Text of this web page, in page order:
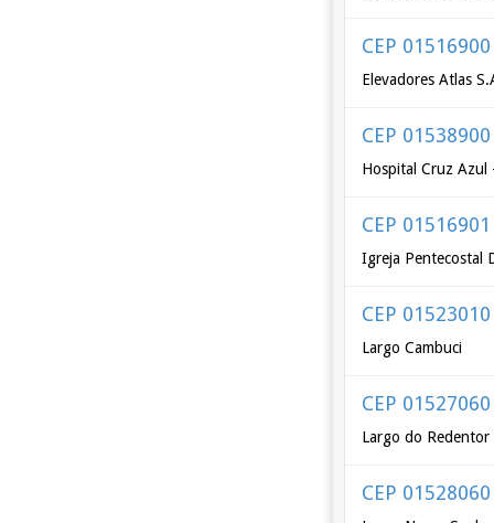
CEP 01516900
Elevadores Atlas
CEP 01538900
Hospital Cruz Azul
CEP 01516901
Igreja Pentecostal
CEP 01523010
Largo Cambuci
CEP 01527060
Largo do Redentor
CEP 01528060